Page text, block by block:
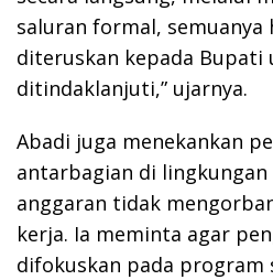
saluran formal, semuanya
diteruskan kepada Bupati
ditindaklanjuti,” ujarnya.
Abadi juga menekankan
antarbagian di lingkungan
anggaran tidak
kerja. Ia meminta agar
difokuskan pada program